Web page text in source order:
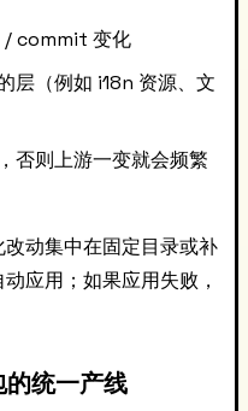
/ commit 变化
层（例如 i18n 资源、文
否则上游一变就会频繁
动集中在固定目录或补
应用；如果应用失败，
统一产线